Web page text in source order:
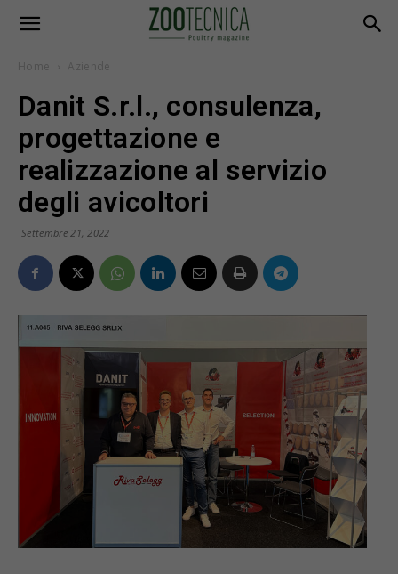
Home Aziende
Danit S.r.l., consulenza,
progettazione e
realizzazione al servizio
degli avicoltori
Settembre 21, 2022